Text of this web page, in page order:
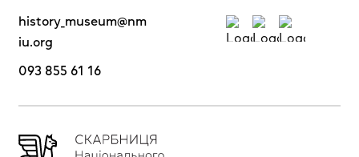
history_museum@nm
iu.org
093 855 61 16